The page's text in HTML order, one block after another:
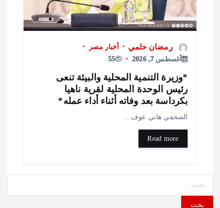
رمضان حلمي
أخبار مصر
55
التنمية المحلية والبيئة تنعى
الوحدة المحلية لقرية ناهيا
بعد وفاته أثناء أداء عمله*
هاني عوف…